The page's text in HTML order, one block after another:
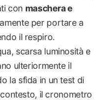
con maschera e
per portare a
il respiro.
scarsa luminosità e
ulteriormente il
la sfida in un test di
il cronometro